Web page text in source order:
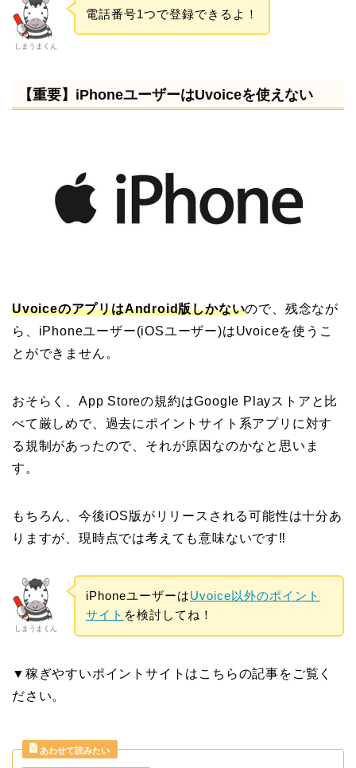
しまうまくん
電話番号1つで登録できるよ！
【重要】iPhoneユーザーはUvoiceを使えない
UvoiceのアプリはAndroid版しかないので、残念なが
ら、iPhoneユーザー(iOSユーザー)はUvoiceを使うこ
とができません。
おそらく、App Storeの規約はGoogle Playストアと比
べて厳しめで、過去にポイントサイト系アプリに対す
る規制があったので、それが原因なのかなと思いま
す。
もちろん、今後iOS版がリリースされる可能性は十分あ
りますが、現時点では考えても意味ないです‼
しまうまくん
iPhoneユーザーはUvoice以外のポイント
サイト を検討してね！
▼稼ぎやすいポイントサイトはこちらの記事をご覧く
ださい。